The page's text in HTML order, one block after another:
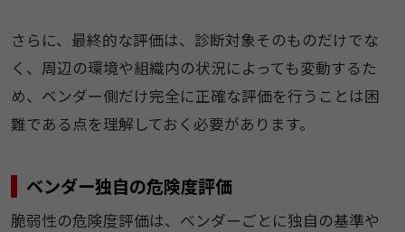
さらに、最終的な評価は、診断対象そのものだけでな
く、周辺の環境や組織内の状況によっても変動するた
め、ベンダー側だけ完全に正確な評価を行うことは困
難である点を理解しておく必要があります。
ベンダー独自の危険度評価
脆弱性の危険度評価は、ベンダーごとに独自の基準や